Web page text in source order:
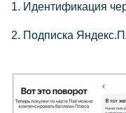
1. Идентификация
2. Подписка